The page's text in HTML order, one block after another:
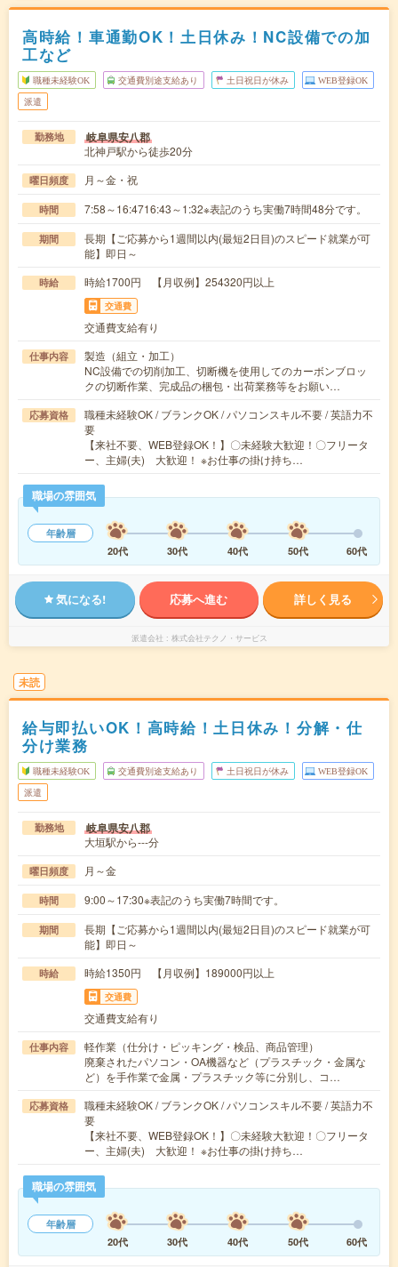
高時給！車通勤OK！土日休み！NC設備での加
工など
職種未経験OK 交通費別途支給あり 土日祝日が休み WEB登録OK
派遣
勤務地 岐阜県安八郡
北神戸駅から徒歩20分
曜日頻度 月～金・祝
時間 7:58～16:4716:43～1:32※表記のうち実働7時間48分です。
期間
長期【ご応募から1週間以内(最短2日目)のスピード就業が可
能】即日～
時給 時給1700円 【月収例】254320円以上
交通費
交通費支給有り
仕事内容
製造（組立・加工）
NC設備での切削加工、切断機を使用してのカーボンブロッ
クの切断作業、完成品の梱包・出荷業務等をお願い…
応募資格
職種未経験OK / ブランクOK / パソコンスキル不要 / 英語力不
要
【来社不要、WEB登録OK！】〇未経験大歓迎！〇フリータ
ー、主婦(夫) 大歓迎！ ※お仕事の掛け持ち…
職場の雰囲気
年齢層
20代
30代 40代 50代 60代
気になる! 応募へ進む 詳しく見る
派遣会社 株式会社テクノ・サービス
未読
給与即払いOK！高時給！土日休み！分解・仕
分け業務
職種未経験OK 交通費別途支給あり 土日祝日が休み WEB登録OK
派遣
勤務地 岐阜県安八郡
大垣駅から---分
曜日頻度 月～金
時間 9:00～17:30※表記のうち実働7時間です。
期間
長期【ご応募から1週間以内(最短2日目)のスピード就業が可
能】即日～
時給 時給1350円 【月収例】189000円以上
交通費
交通費支給有り
仕事内容
軽作業（仕分け・ピッキング・検品、商品管理）
廃棄されたパソコン・OA機器など（プラスチック・金属な
ど）を手作業で金属・プラスチック等に分別し、コ…
応募資格
職種未経験OK / ブランクOK / パソコンスキル不要 / 英語力不
要
【来社不要、WEB登録OK！】〇未経験大歓迎！〇フリータ
ー、主婦(夫) 大歓迎！ ※お仕事の掛け持ち…
職場の雰囲気
年齢層
20代
30代 40代 50代 60代